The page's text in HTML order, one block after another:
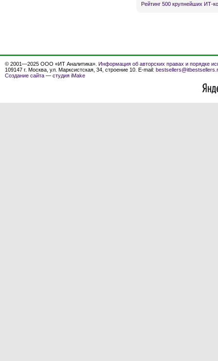
Рейтинг 500 крупнейших ИТ-
© 2001—2025 ООО «ИТ Аналитика». Информация об авторских правах и порядке
109147 г. Москва, ул. Марксистская, 34, строение 10. E-mail:
Создание сайта — студия iMake